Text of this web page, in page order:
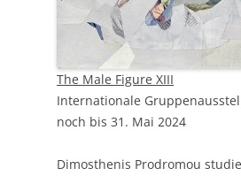
The Male Figure XIII
Internationale
noch bis 31. Mai 2024
Dimosthenis Prodromou